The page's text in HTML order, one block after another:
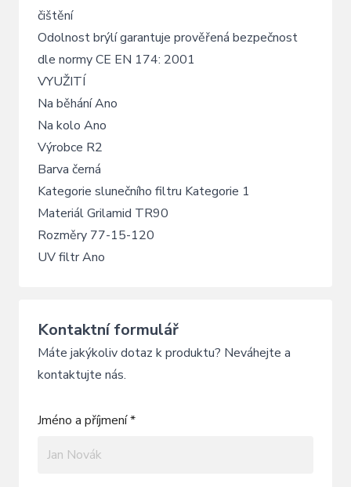
čištění
Odolnost brýlí garantuje prověřená bezpečnost
dle normy CE EN 174: 2001
VYUŽITÍ
Na běhání Ano
Na kolo Ano
Výrobce R2
Barva černá
Kategorie slunečního filtru Kategorie 1
Materiál Grilamid TR90
Rozměry 77-15-120
UV filtr Ano
Kontaktní formulář
Máte jakýkoliv dotaz k produktu? Neváhejte a
kontaktujte nás.
Jméno a příjmení *